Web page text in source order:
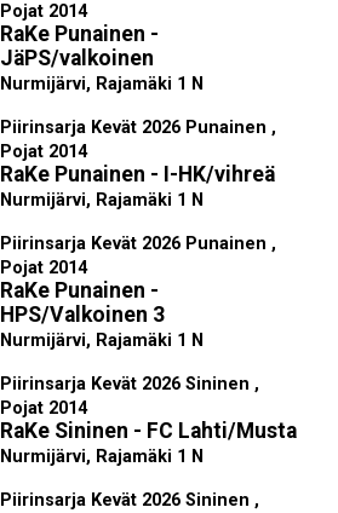
Pojat 2014
RaKe Punainen -
JäPS/valkoinen
Nurmijärvi, Rajamäki 1 N
Piirinsarja Kevät 2026 Punainen ,
Pojat 2014
RaKe Punainen - I-HK/vihreä
Nurmijärvi, Rajamäki 1 N
Piirinsarja Kevät 2026 Punainen ,
Pojat 2014
RaKe Punainen -
HPS/Valkoinen 3
Nurmijärvi, Rajamäki 1 N
Piirinsarja Kevät 2026 Sininen ,
Pojat 2014
RaKe Sininen - FC Lahti/Musta
Nurmijärvi, Rajamäki 1 N
Piirinsarja Kevät 2026 Sininen ,